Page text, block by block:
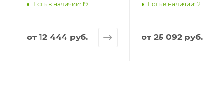
Есть в наличии: 19
от 12 444 руб.
Есть в наличии: 2
от 25 092 руб.